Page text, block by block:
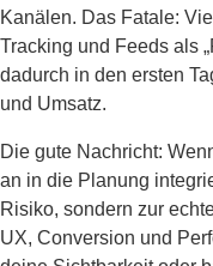
Kanälen. Das Fatale:
Tracking und Feeds als
dadurch in den ersten
und Umsatz.
Die gute Nachricht:
an in die Planung
Risiko, sondern zur
UX, Conversion und